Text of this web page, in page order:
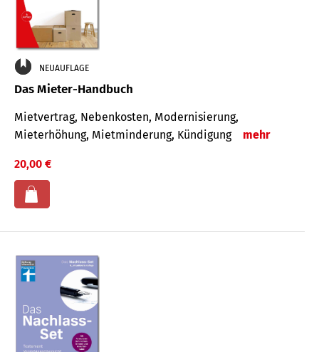
NEUAUFLAGE
Das Mieter-Handbuch
Mietvertrag, Nebenkosten, Modernisierung,
Mieterhöhung, Mietminderung, Kündigung
mehr
20,00 €